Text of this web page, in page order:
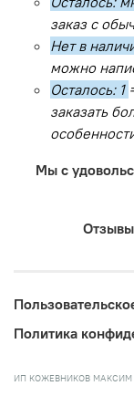
заказ с
Нет в
можно
Осталось: 1
заказать
Мы с
Отзывы
Политика
ИП КОЖЕВНИКОВ МАКСИМ